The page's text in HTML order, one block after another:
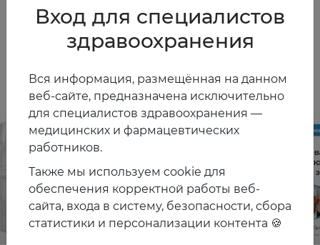
Другие видео
Вход для специалистов
здравоохранения
Вся информация, размещённая на данном
веб-сайте, предназначена исключительно
для специалистов здравоохранения —
медицинских и фармацевтических
работников.
Также мы используем cookie для
обеспечения корректной работы веб-
сайта, входа в систему, безопасности, сбора
статистики и персонализации контента 🍪